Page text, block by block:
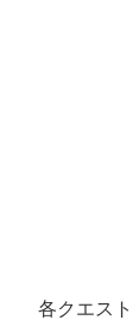
各クエスト